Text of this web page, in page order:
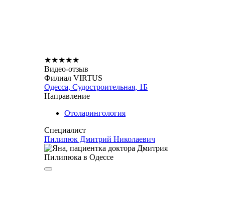
★★★★★
Видео-отзыв
Филиал VIRTUS
Одесса, Судостроительная, 1Б
Направление
Отоларингология
Специалист
Пилипюк Дмитрий Николаевич